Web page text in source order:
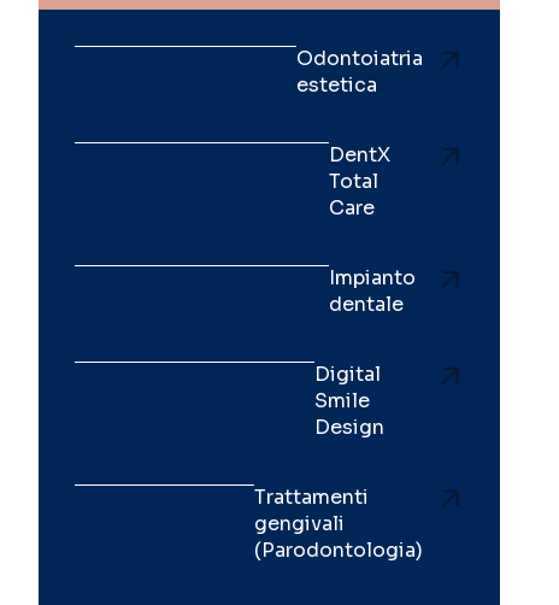
Odontoiatria
estetica
DentX
Total
Care
Impianto
dentale
Digital
Smile
Design
Trattamenti
gengivali
(Parodontologia)